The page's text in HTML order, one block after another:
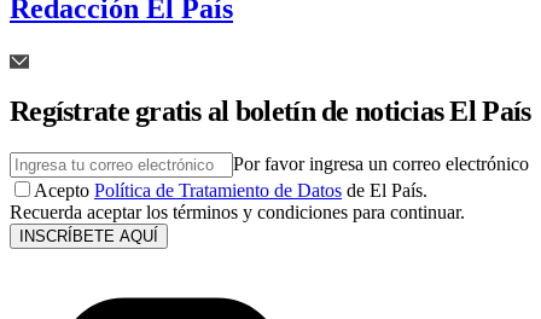
Redacción El País
Regístrate gratis al boletín de noticias El País
Por favor ingresa un correo electrónico
Acepto Política de Tratamiento de Datos de El País.
Recuerda aceptar los términos y condiciones para continuar.
INSCRÍBETE AQUÍ